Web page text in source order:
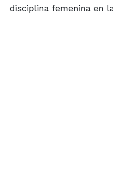
disciplina femenina en